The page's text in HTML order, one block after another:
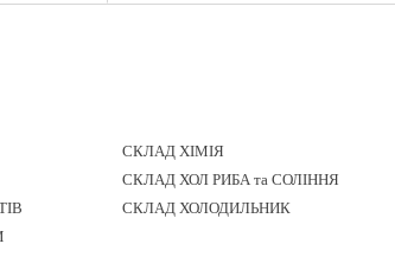
СКЛАД ХІМІЯ
СКЛАД ХОЛ РИБА та СОЛІННЯ
СКЛАД ХОЛОДИЛЬНИК